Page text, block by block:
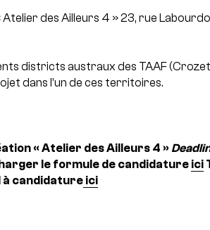
Atelier des Ailleurs 4 »23, rue
districts austraux des TAAF
dans l’un de ces territoires.
« Atelier des Ailleurs 4 »
le formule de candidature ici
à candidatureici